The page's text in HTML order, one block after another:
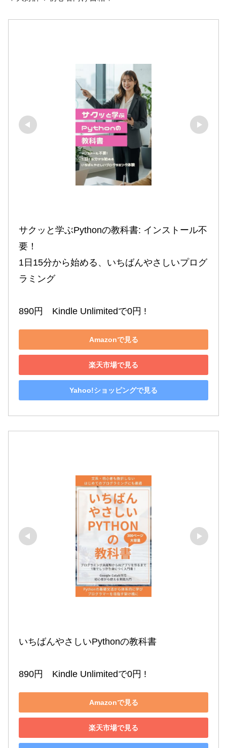
サクッと学ぶPythonの教科書: インストール不
要！
1日15分から始める、いちばんやさしいプログ
ラミング
890円　Kindle Unlimitedで0円 !
Amazonで見る
楽天市場で見る
Yahoo!ショッピングで見る
いちばんやさしいPythonの教科書
890円　Kindle Unlimitedで0円 !
Amazonで見る
楽天市場で見る